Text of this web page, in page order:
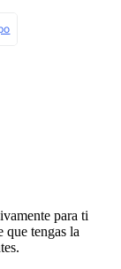
para ti
que tengas la